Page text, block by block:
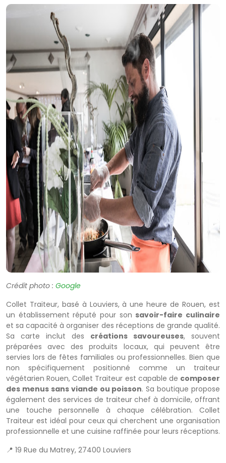
Crédit photo : Google
Collet Traiteur, basé à Louviers, à une heure de Rouen, est
un établissement réputé pour son savoir-faire culinaire
et sa capacité à organiser des réceptions de grande qualité.
Sa carte inclut des créations savoureuses, souvent
préparées avec des produits locaux, qui peuvent être
servies lors de fêtes familiales ou professionnelles. Bien que
non spécifiquement positionné comme un traiteur
végétarien Rouen, Collet Traiteur est capable de composer
des menus sans viande ou poisson. Sa boutique propose
également des services de traiteur chef à domicile, offrant
une touche personnelle à chaque célébration. Collet
Traiteur est idéal pour ceux qui cherchent une organisation
professionnelle et une cuisine raffinée pour leurs réceptions.
📍 19 Rue du Matrey, 27400 Louviers